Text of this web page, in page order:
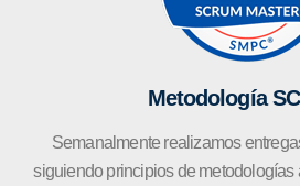
Metodología
Semanalmente realizamos
siguiendo principios de